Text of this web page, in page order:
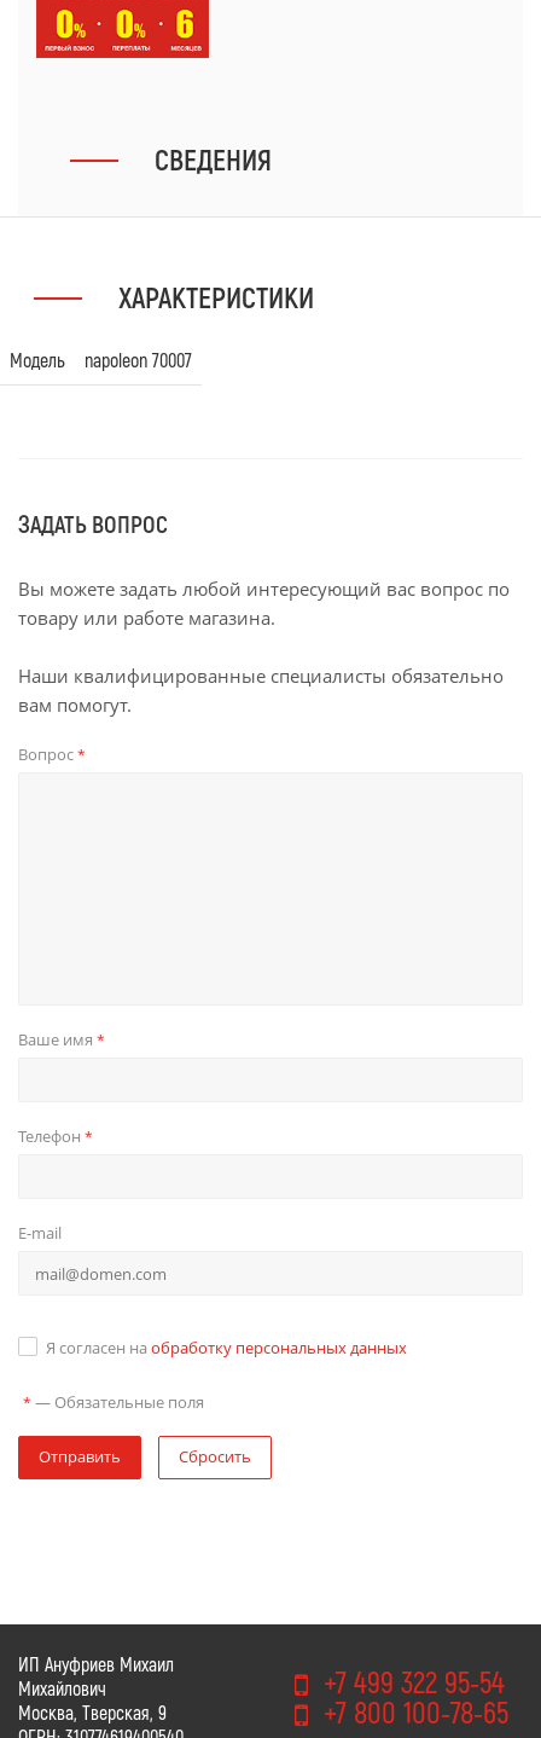
СВЕДЕНИЯ
ХАРАКТЕРИСТИКИ
Модель napoleon 70007
ЗАДАТЬ ВОПРОС
Вы можете задать любой интересующий вас вопрос по
товару или работе магазина.
Наши квалифицированные специалисты обязательно
вам помогут.
Вопрос*
Ваше имя *
Телефон *
E-mail
Я согласен на обработку персональных данных
* — Обязательные поля
Отправить Сбросить
ИП Ануфриев Михаил
Михайлович
Москва, Тверская, 9
+7 499 322 95-54
+7 800 100-78-65